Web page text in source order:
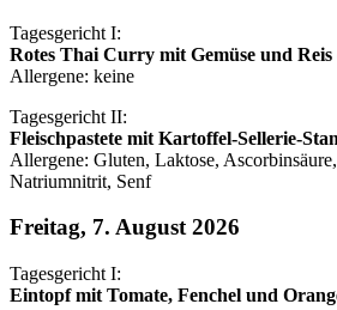
Tagesgericht I:
Rotes Thai Curry mit Gemüse und Reis
Allergene: keine
Tagesgericht II:
Fleischpastete mit Kartoffel-Sellerie-
Allergene: Gluten, Laktose,
Natriumnitrit, Senf
Freitag, 7. August 2026
Tagesgericht I:
Eintopf mit Tomate, Fenchel und